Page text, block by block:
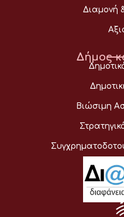
Διαμονή
Δήμος
Βιώσιμη